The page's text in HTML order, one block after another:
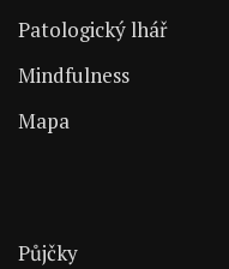
Patologický lhář
Mindfulness
Mapa
Půjčky